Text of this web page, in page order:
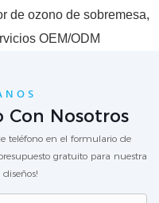
de ozono de sobremesa,
OEM/ODM
Con Nosotros
teléfono en el formulario de
gratuito para nuestra